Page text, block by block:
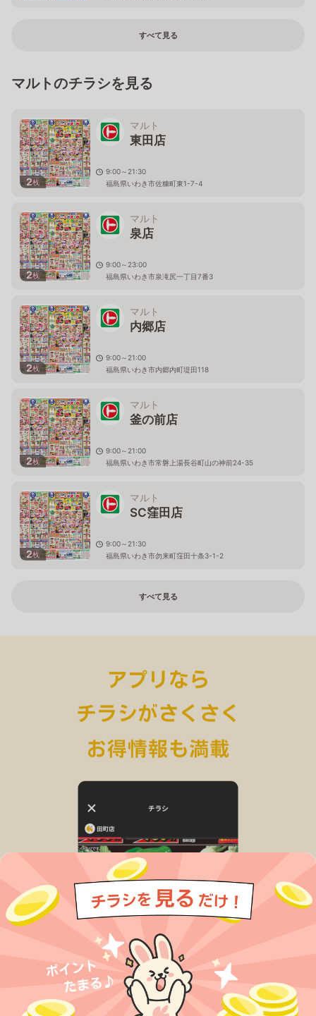
すべて見る
マルトのチラシを見る
2枚
マルト
東田店
9:00～21:30
福島県いわき市佐糠町東1-7-4
2枚
マルト
泉店
9:00～23:00
福島県いわき市泉滝尻一丁目7番3
2枚
マルト
内郷店
9:00～21:00
福島県いわき市内郷内町堤田118
2枚
マルト
釜の前店
9:00～21:00
福島県いわき市常磐上湯長谷町山の神前24-35
2枚
マルト
SC窪田店
9:00～21:30
福島県いわき市勿来町窪田十条3-1-2
すべて見る